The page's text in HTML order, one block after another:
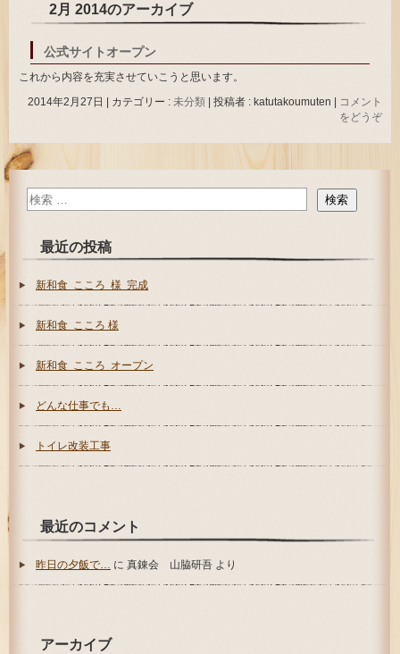
2月 2014のアーカイブ
公式サイトオープン
これから内容を充実させていこうと思います。
2014年2月27日
カテゴリー : 未分類 投稿者 : katutakoumuten
コメント
をどうぞ
最近の投稿
新和食 こころ 様 完成
新和食 こころ 様
新和食 こころ オープン
どんな仕事でも…
トイレ改装工事
最近のコメント
昨日の夕飯で… に 真錬会 山脇研吾 より
アーカイブ